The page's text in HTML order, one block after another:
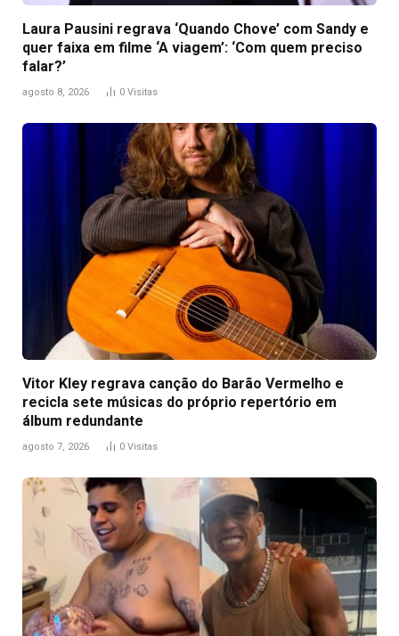
Laura Pausini regrava ‘Quando Chove’ com Sandy e
quer faixa em filme ‘A viagem’: ‘Com quem preciso
falar?’
agosto 8, 2026 0 Visitas
Vitor Kley regrava canção do Barão Vermelho e
recicla sete músicas do próprio repertório em
álbum redundante
agosto 7, 2026 0 Visitas